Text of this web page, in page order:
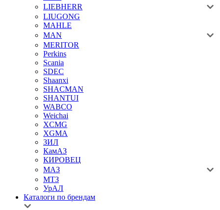
LIEBHERR
LIUGONG
MAHLE
MAN
MERITOR
Perkins
Scania
SDEC
Shaanxi
SHACMAN
SHANTUI
WABCO
Weichai
XCMG
XGMA
ЗИЛ
КамАЗ
КИРОВЕЦ
МАЗ
МТЗ
УрАЛ
Каталоги по брендам